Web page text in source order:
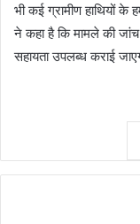
भी कई ग्रामीण हाथियों के
ने कहा है कि मामले की जांच
सहायता उपलब्ध कराई